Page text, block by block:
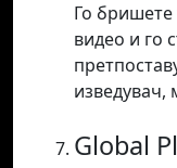
Го бришете
видео и го
изведувач,
Global